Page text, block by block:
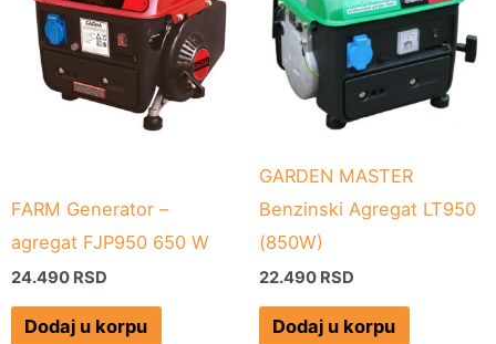
FARM Generator –
agregat FJP950 650 W
24.490 RSD
Dodaj u korpu
GARDEN MASTER
Benzinski Agregat LT950
(850W)
22.490 RSD
Dodaj u korpu